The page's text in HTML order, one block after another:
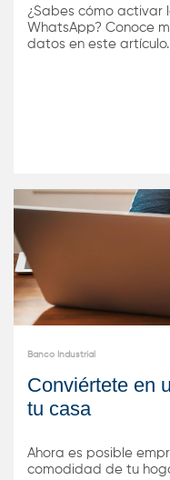
¿Sabes cómo activar
WhatsApp? Conoce
datos en este artículo.
Banco Industrial
Conviértete en
tu casa
Ahora es posible
comodidad de tu